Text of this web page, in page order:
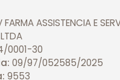
FARMA ASSISTENCIA E
0001-30
09/97/052585/2025
9553